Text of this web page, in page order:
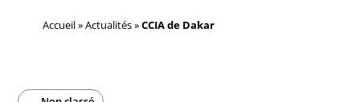
Accueil»Actualités»CCIA de Dakar